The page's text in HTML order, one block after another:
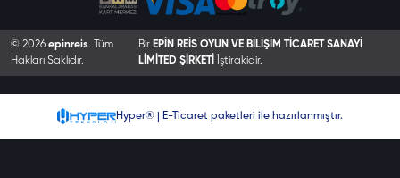
© 2026 epinreis. Tüm
Hakları Saklıdır.
Bir EPİN REİS OYUN VE BİLİŞİM TİCARET SANAYİ
LİMİTED ŞİRKETİ
İştirakidir.
Hyper® | E-Ticaret paketleri ile hazırlanmıştır.